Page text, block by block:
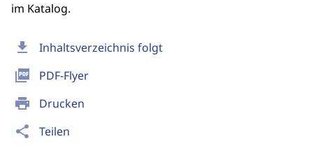
download Inhaltsverzeichnis folgt
picture_as_pdf PDF-Flyer
print Drucken
share Teilen
im Katalog.